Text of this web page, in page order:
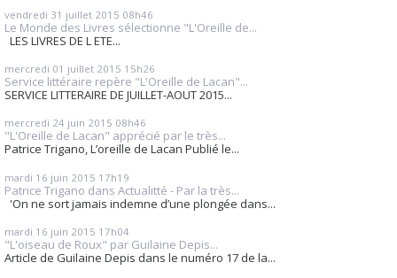
vendredi 31 juillet 2015 08h46
Le Monde des Livres sélectionne "L'Oreille de...
LES LIVRES DE L ETE...
mercredi 01 juillet 2015 15h26
Service littéraire repère "L'Oreille de Lacan"...
SERVICE LITTERAIRE DE JUILLET-AOUT 2015...
mercredi 24 juin 2015 08h46
"L'Oreille de Lacan" apprécié par le très...
Patrice Trigano, L’oreille de Lacan Publié le...
mardi 16 juin 2015 17h19
Patrice Trigano dans Actualitté - Par la très...
'On ne sort jamais indemne d’une plongée dans...
mardi 16 juin 2015 17h04
"L'oiseau de Roux" par Guilaine Depis...
Article de Guilaine Depis dans le numéro 17 de la...